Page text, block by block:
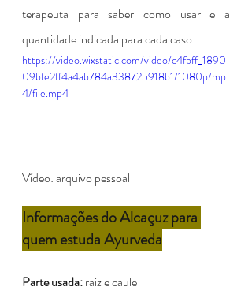
terapeuta para saber como usar e a
quantidade indicada para cada caso.
https://video.wixstatic.com/video/c4fbff_1890
09bfe2ff4a4ab784a338725918b1/1080p/mp
4/file.mp4
Vídeo: arquivo pessoal
Informações do Alcaçuz para
quem estuda Ayurveda
Parte usada: raiz e caule